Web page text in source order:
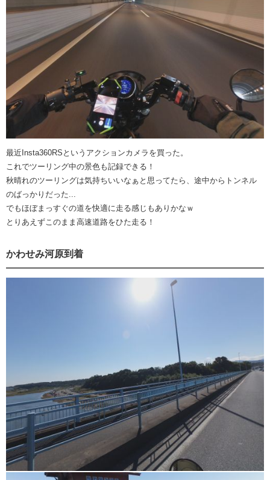
最近Insta360RSというアクションカメラを買った。
これでツーリング中の景色も記録できる！
秋晴れのツーリングは気持ちいいなぁと思ってたら、途中からトンネル
のばっかりだった...
でもほぼまっすぐの道を快適に走る感じもありかなｗ
とりあえずこのまま高速道路をひた走る！
かわせみ河原到着